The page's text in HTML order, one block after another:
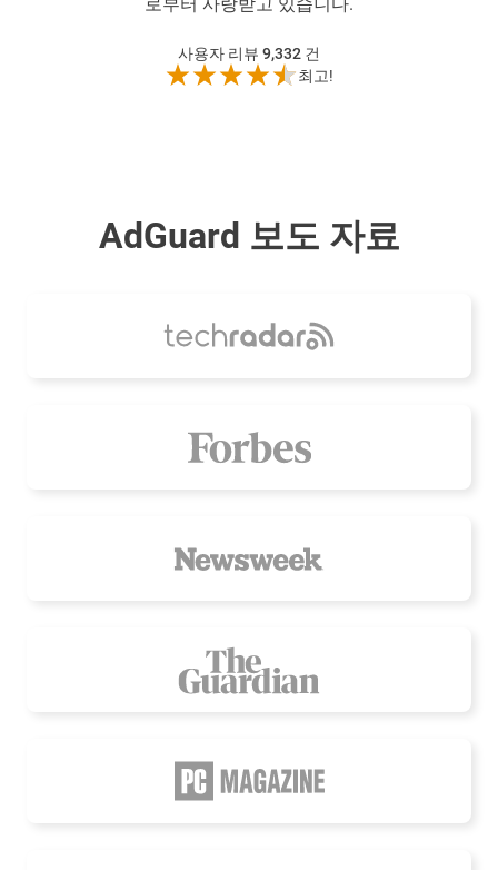
사용자 리뷰 9,332 건
최고!
AdGuard 보도 자료